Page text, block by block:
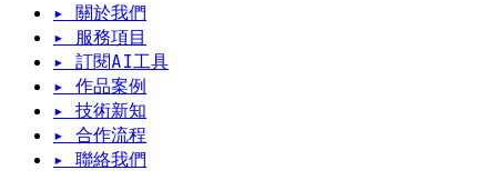
▸ 關於我們
▸ 服務項目
▸ 訂閱AI工具
▸ 作品案例
▸ 技術新知
▸ 合作流程
▸ 聯絡我們